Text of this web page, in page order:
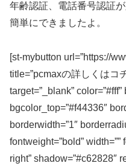
年齢認証、電話番号認証
簡単にできましたよ。
[st-mybutton url=”https://
title=”pcmaxの詳しくはコ
target=”_blank”
bgcolor_top=”#f44336″
borderwidth=”1″
fontweight=”bold”
right” shadow=”#c62828″